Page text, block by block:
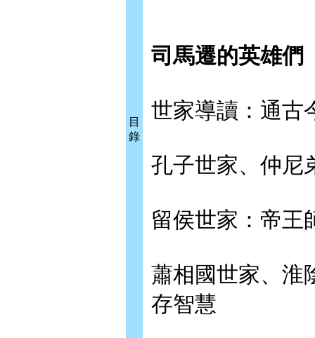
目
錄
司馬遷的英雄們
世家導讀：通古
孔子世家、仲尼
留侯世家：帝王
蕭相國世家、淮
存智慧